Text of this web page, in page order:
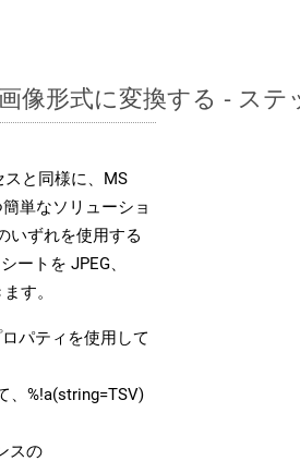
像形式に変換する - ス
スと同様に、MS
単なソリューショ
いずれを使用する
ートを JPEG、
す。
パティを使用して
、%!a(string=TSV)
スの